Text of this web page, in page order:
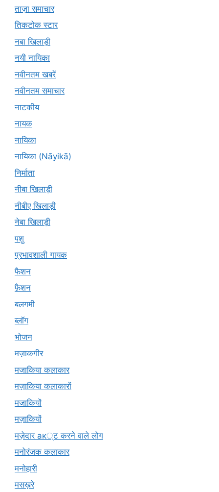
ताज़ा समाचार
तिकटोक स्टार
नबा खिलाड़ी
नयी नायिका
नवीनतम खबरें
नवीनतम समाचार
नाटकीय
नायक
नायिका
नायिका (Nāyikā)
निर्माता
नीबा खिलाड़ी
नीबीए खिलाड़ी
नेबा खिलाड़ी
पशु
प्रभावशाली गायक
फैशन
फ़ैशन
बलगमी
ब्लॉग
भोजन
मज़ाकगीर
मजाकिया कलाकार
मज़ाकिया कलाकारों
मजाकियों
मज़ाकियों
मज़ेदार ак्ट करने वाले लोग
मनोरंजक कलाकार
मनोहारी
मसख़रे